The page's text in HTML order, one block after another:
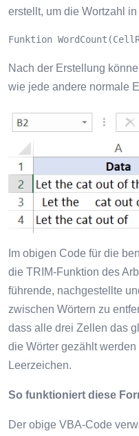
erstellt, um die Wortzahl
Funktion
Nach der Erstellung
wie jede andere normale
Im obigen Code für die
die TRIM-Funktion des
führende, nachgestellte
zwischen Wörtern zu
dass alle drei Zellen das
die Wörter gezählt
Leerzeichen.
So funktioniert diese
Der obige VBA-Code